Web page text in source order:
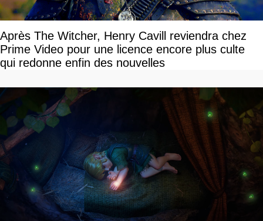
Après The Witcher, Henry Cavill reviendra chez
Prime Video pour une licence encore plus culte
qui redonne enfin des nouvelles